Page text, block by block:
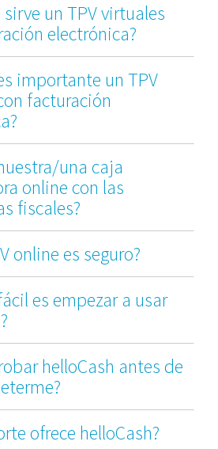
sirve un TPV virtuales
electrónica?
importante un TPV
facturación
una caja
online con las
fiscales?
online es seguro?
es empezar a usar
helloCash antes de
ofrece helloCash?